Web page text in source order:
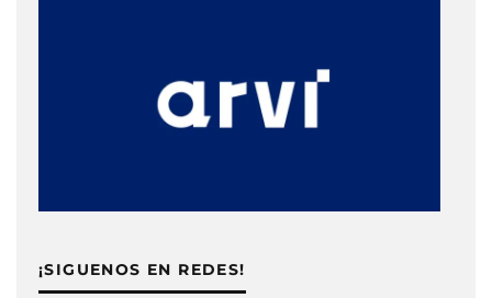
¡SIGUENOS EN REDES!